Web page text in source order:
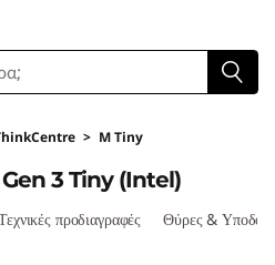
> M Tiny
3 Tiny (Intel)
προδιαγραφές Θύρες &